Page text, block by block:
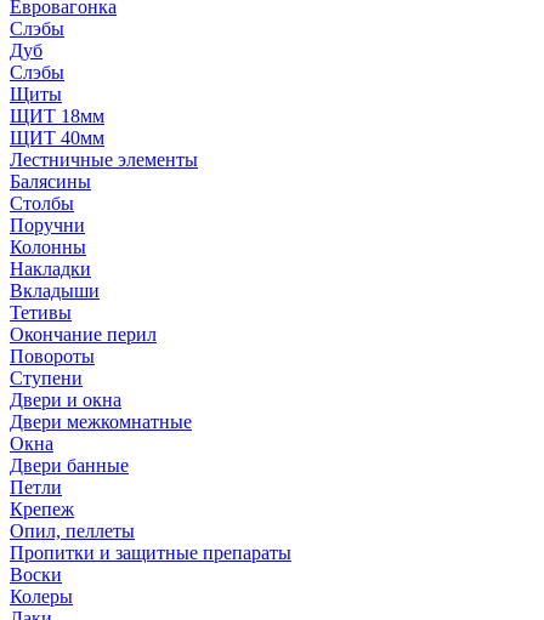
Евровагонка
Слэбы
Дуб
Слэбы
Щиты
ЩИТ 18мм
ЩИТ 40мм
Лестничные элементы
Балясины
Столбы
Поручни
Колонны
Накладки
Вкладыши
Тетивы
Окончание перил
Повороты
Ступени
Двери и окна
Двери межкомнатные
Окна
Двери банные
Петли
Крепеж
Опил, пеллеты
Пропитки и защитные препараты
Воски
Колеры